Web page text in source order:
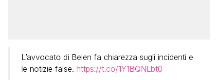
L’avvocato di Belen fa chiarezza sugli incidenti e
le notizie false. https://t.co/1Y1BQNLbt0